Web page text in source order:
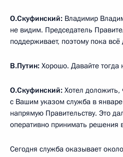
О.Скуфинский: Владимир
не видим. Председатель
поддерживает, поэтому пока
В.Путин: Хорошо. Давайте тогда
О.Скуфинский: Хотел доложить,
с Вашим указом служба в январе
напрямую Правительству. Это
оперативно принимать решения
Сегодня служба оказывает